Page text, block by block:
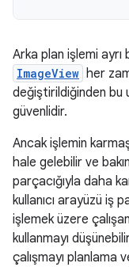
Arka plan işlemi ayrı
ImageView her
değiştirildiğinden bu
güvenlidir.
Ancak işlemin
hale gelebilir ve
parçacığıyla daha
kullanıcı arayüzü iş
işlemek üzere
kullanmayı
çalışmayı planlama